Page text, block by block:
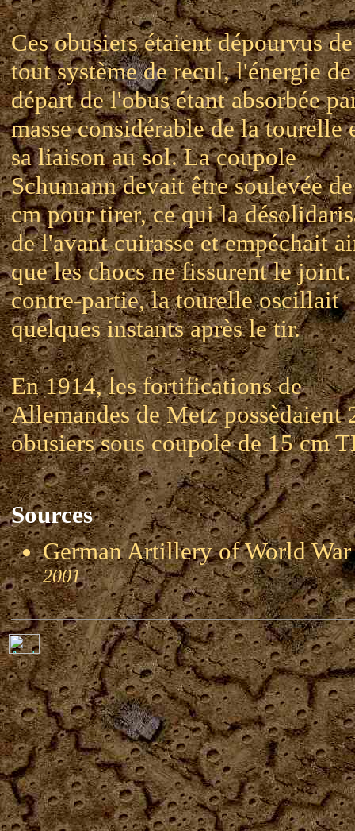
Ces obusiers étaient dépourvus de
tout système de recul, l'énergie de
départ de l'obus étant absorbée
masse considérable de la tourelle
sa liaison au sol. La coupole
Schumann devait être soulevée
cm pour tirer, ce qui la
de l'avant cuirasse et empéchait
que les chocs ne fissurent le
contre-partie, la tourelle oscillait
quelques instants après le tir.
En 1914, les fortifications de
Allemandes de Metz possèdaient
obusiers sous coupole de 15 cm
Sources
German Artillery of World
2001